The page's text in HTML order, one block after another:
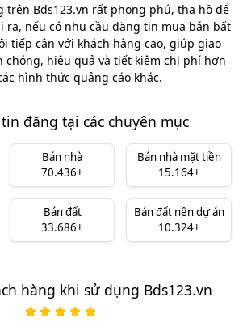
trên Bds123.vn rất phong phú, tha hồ để
ra, nếu có nhu cầu đăng tin mua bán bất
tiếp cận với khách hàng cao, giúp giao
chóng, hiệu quả và tiết kiệm chi phí hơn
hình thức quảng cáo khác.
đăng tại các chuyên mục
Bán nhà
70.436+
Bán nhà mặt tiền
15.164+
Bán đất
33.686+
Bán đất nền dự án
10.324+
hàng khi sử dụng Bds123.vn